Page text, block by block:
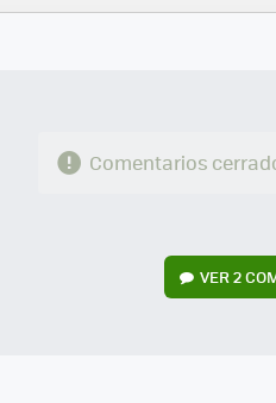
FACEBOOK
TWITTERFLIPBOARD
E-
WHATSAPP
Comentarios
VER2